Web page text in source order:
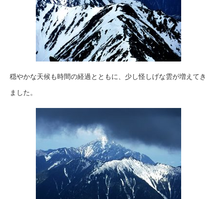
穏やかな天候も時間の経過とともに、少し怪しげな雲が増えてき
ました。